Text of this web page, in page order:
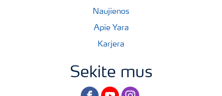
Naujienos
Apie Yara
Karjera
Sekite mus
facebookyoutubeinstagram